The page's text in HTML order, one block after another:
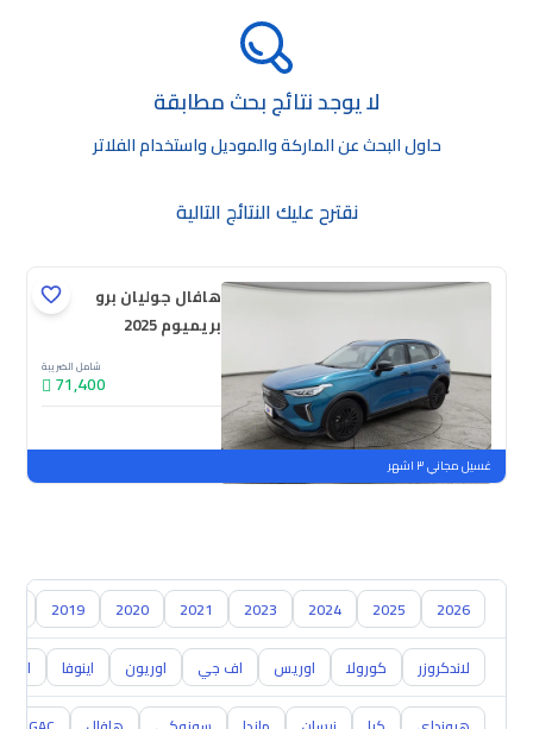
لا يوجد نتائج بحث مطابقة
حاول البحث عن الماركة والموديل واستخدام الفلاتر
نقترح عليك النتائج التالية
هافال جوليان برو
بريميوم 2025
شامل الضريبة
71,400
جديدة
ملوحة
غسيل مجاني ٣ اشهر
2026
2025
2024
2023
2021
2020
2019
لاندكروزر كورولا اوريس اف جي اوريون اينوفا ايكو